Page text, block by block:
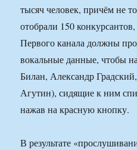
тысяч человек, причём не
отобрали 150
Первого канала должны
вокальные данные, чтобы
Билан, Александр
Агутин), сидящие к ним
нажав на красную кнопку.
В результате